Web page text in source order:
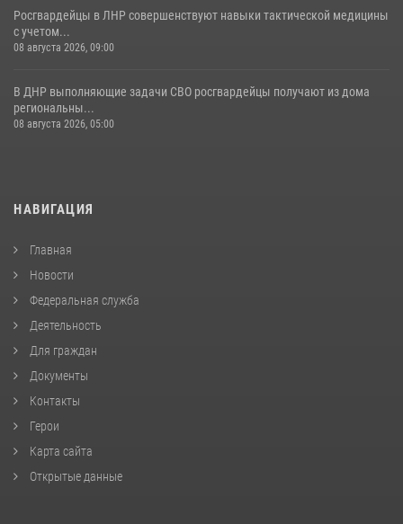
Росгвардейцы в ЛНР совершенствуют навыки тактической медицины
с учетом...
08 августа 2026, 09:00
В ДНР выполняющие задачи СВО росгвардейцы получают из дома
региональны...
08 августа 2026, 05:00
НАВИГАЦИЯ
Главная
Новости
Федеральная служба
Деятельность
Для граждан
Документы
Контакты
Герои
Карта сайта
Открытые данные